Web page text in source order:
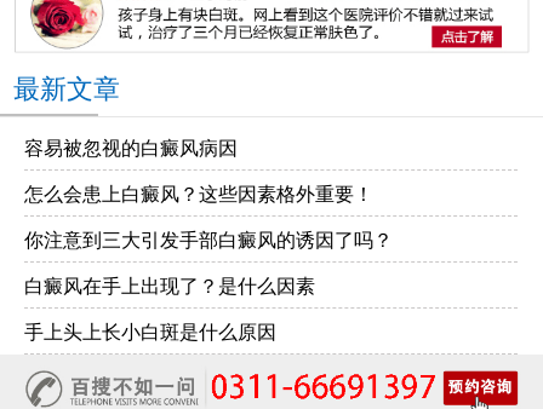
最新文章
容易被忽视的白癜风病因
怎么会患上白癜风？这些因素格外重要！
你注意到三大引发手部白癜风的诱因了吗？
白癜风在手上出现了？是什么因素
手上头上长小白斑是什么原因